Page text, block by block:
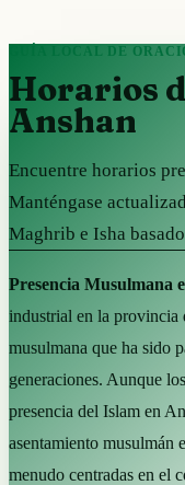
GUÍA LOCAL DE
Horarios
Anshan
Encuentre horarios
Manténgase
Maghrib e Isha
Presencia Musulmana
industrial en la provincia
musulmana que ha sido
generaciones. Aunque
presencia del Islam en
asentamiento musulmán
menudo centradas en el